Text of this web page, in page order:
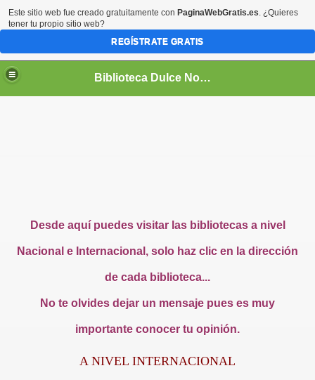
Biblioteca Dulce Nombre de María
Desde aquí puedes visitar las bibliotecas a nivel
Nacional e Internacional, solo haz clic en la dirección
de cada biblioteca...
No te olvides dejar un mensaje pues es muy
importante conocer tu opinión.
A NIVEL INTERNACIONAL
Este sitio web fue creado gratuitamente con PaginaWebGratis.es. ¿Quieres
tener tu propio sitio web?
REGÍSTRATE GRATIS